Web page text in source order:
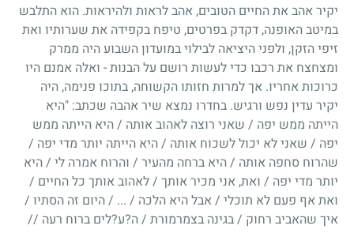
יקיר אהב את החיים הטובים, אהב לראות ולהיראות. הוא התלבש
במיטב האופנה, דקדק בפרטים, טיפח בקפידה את שערותיו ואת
זיפי הזקן, ולפני היציאה לבילוי במועדון השבוע היה ממרק
ומצחצח את רכבו כדי לעשות רושם על הבנות - ואלה אמנם היו
כרוכות אחריו. אך למרות חזותו הקשוחה, בתוכו פנימה, היה
יקיר עדין נפש ורגיש. בחדרו נמצא שיר אהבה שכתב: "היא
הייתה ממש יפה / שאני רוצה לאהוב אותה / היא הייתה ממש
יפה / שאני לא יכול לשכוח אותה / היא הייתה יותר מדי יפה /
שהרוח סחפה אותה / היא ברחה מהעיר / והרוח אמרה לי / היא
יותר מדי יפה / ואת, אני מכיר אותך / לאהוב אותך כל החיים /
ואת אף פעם לא תוכלי / אבל היא הלכה / ... / היום זה הסתיו /
איך שהאביב רחוק / בגינה בצמרמורת / ה?ע?לים ברוח רעה //